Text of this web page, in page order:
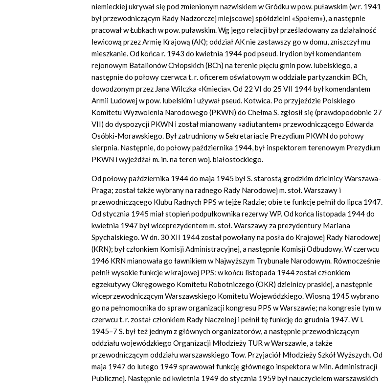
niemieckiej ukrywał się pod zmienionym nazwiskiem w Gródku w pow. puławskim (w r. 1941
był przewodniczącym Rady Nadzorczej miejscowej spółdzielni «Społem»), a następnie
pracował w Łubkach w pow. puławskim. Wg jego relacji był prześladowany za działalność
lewicową przez Armię Krajową (AK); oddział AK nie zastawszy go w domu, zniszczył mu
mieszkanie. Od końca r. 1943 do kwietnia 1944 pod pseud. Irydion był komendantem
rejonowym Batalionów Chłopskich (BCh) na terenie pięciu gmin pow. lubelskiego, a
następnie do połowy czerwca t. r. oficerem oświatowym w oddziale partyzanckim BCh,
dowodzonym przez Jana Wilczka «Kmiecia». Od 22 VI do 25 VII 1944 był komendantem
Armii Ludowej w pow. lubelskim i używał pseud. Kotwica. Po przyjeździe Polskiego
Komitetu Wyzwolenia Narodowego (PKWN) do Chełma S. zgłosił się (prawdopodobnie 27
VII) do dyspozycji PKWN i został mianowany «adiutantem» przewodniczącego Edwarda
Osóbki-Morawskiego. Był zatrudniony w Sekretariacie Prezydium PKWN do połowy
sierpnia. Następnie, do połowy października 1944, był inspektorem terenowym Prezydium
PKWN i wyjeżdżał m. in. na teren woj. białostockiego.
Od połowy października 1944 do maja 1945 był S. starostą grodzkim dzielnicy Warszawa-
Praga; został także wybrany na radnego Rady Narodowej m. stoł. Warszawy i
przewodniczącego Klubu Radnych PPS w tejże Radzie; obie te funkcje pełnił do lipca 1947.
Od stycznia 1945 miał stopień podpułkownika rezerwy WP. Od końca listopada 1944 do
kwietnia 1947 był wiceprezydentem m. stoł. Warszawy za prezydentury Mariana
Spychalskiego. W dn. 30 XII 1944 został powołany na posła do Krajowej Rady Narodowej
(KRN); był członkiem Komisji Administracyjnej, a następnie Komisji Odbudowy. W czerwcu
1946 KRN mianowała go ławnikiem w Najwyższym Trybunale Narodowym. Równocześnie
pełnił wysokie funkcje w krajowej PPS: w końcu listopada 1944 został członkiem
egzekutywy Okręgowego Komitetu Robotniczego (OKR) dzielnicy praskiej, a następnie
wiceprzewodniczącym Warszawskiego Komitetu Wojewódzkiego. Wiosną 1945 wybrano
go na pełnomocnika do spraw organizacji kongresu PPS w Warszawie; na kongresie tym w
czerwcu t. r. został członkiem Rady Naczelnej i pełnił tę funkcję do grudnia 1947. W l.
1945–7 S. był też jednym z głównych organizatorów, a następnie przewodniczącym
oddziału wojewódzkiego Organizacji Młodzieży TUR w Warszawie, a także
przewodniczącym oddziału warszawskiego Tow. Przyjaciół Młodzieży Szkół Wyższych. Od
maja 1947 do lutego 1949 sprawował funkcję głównego inspektora w Min. Administracji
Publicznej. Następnie od kwietnia 1949 do stycznia 1959 był nauczycielem warszawskich